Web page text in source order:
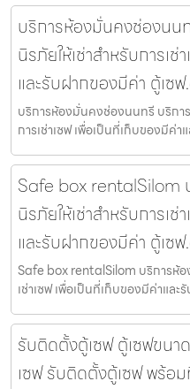
บริการห้องมั่นคงช่องน
นิรภัยให้เช่าสำหรับการเ
และรับฝากของมีค่า ตู้เซ
บริการห้องมั่นคงช่องนนทรี บริกา
การเช่าเซฟ เพื่อเป็นที่เก็บของมีค่
Safe box rentalSilom
นิรภัยให้เช่าสำหรับการเ
และรับฝากของมีค่า ตู้เซ
Safe box rentalSilom บริการห้
เช่าเซฟ เพื่อเป็นที่เก็บของมีค่าและ
รับติดตั้งตู้เซฟ ตู้เซฟขนา
เซฟ รับติดตั้งตู้เซฟ พร้อ